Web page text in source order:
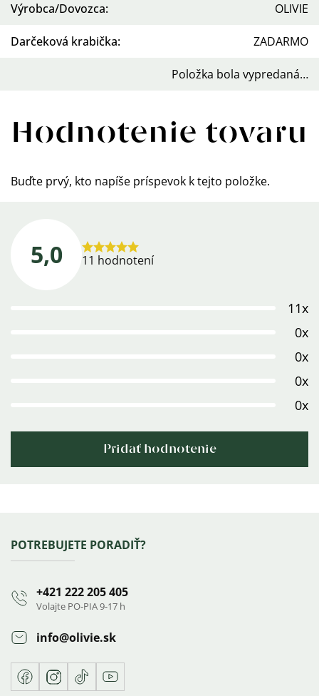
Výrobca/Dovozca: OLIVIE
Darčeková krabička: ZADARMO
Položka bola vypredaná…
Hodnotenie tovaru
Buďte prvý, kto napíše príspevok k tejto položke.
5,0
Priemerné
11 hodnotení
11x
0x
0x
0x
0x
Pridať hodnotenie
Zápätie
POTREBUJETE PORADIŤ?
+421 222 205 405
Volajte PO-PIA 9-17 h
info@olivie.sk
FacebookInstagram
TikTokYoutube